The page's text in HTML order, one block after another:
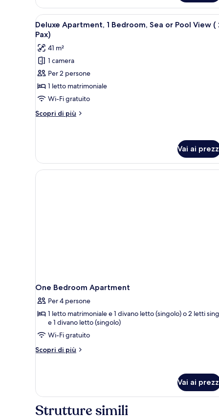
(4
Pax)
Superior,
camera
da
letto,
vista
giardino
(4
Pax)
Apri
tutte
le
foto
per
Deluxe
Apartment,
1
Bedroom,
Sea
(
2
Una camera d'hotel con un
8
Deluxe Apartment, 1 Bedroom, Sea or Pool View (
Pax)
41 m²
1 camera
Per 2 persone
1 letto matrimoniale
Wi-Fi gratuito
Scopri di più
Altri
1
Bedroom,
Sea
Vai ai
One Bedroom Apartment
Per 4 persone
1 letto matrimoniale e 1 divano letto (singolo) o 2 letti
e 1 divano letto (singolo)
Wi-Fi gratuito
Scopri di più
Altri
Apartment
Vai ai
Strutture simili